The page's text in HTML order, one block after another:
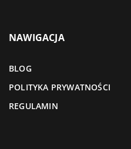
NAWIGACJA
BLOG
POLITYKA PRYWATNOŚCI
REGULAMIN